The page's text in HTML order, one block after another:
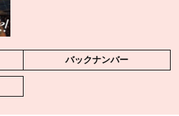
バックナンバー